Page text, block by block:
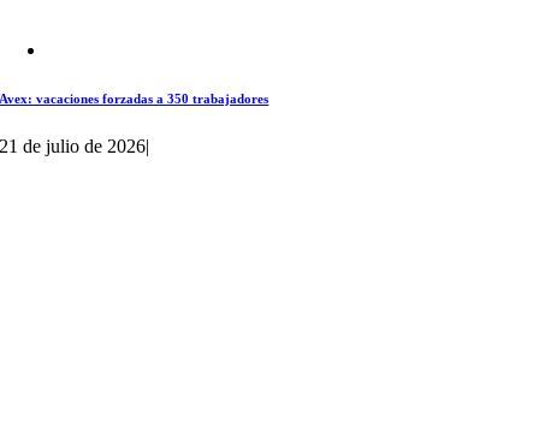
Avex: vacaciones forzadas a 350 trabajadores
21 de julio de 2026|